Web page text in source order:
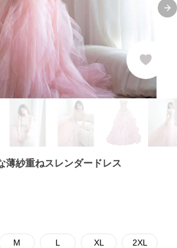
薄紗重ねスレンダードレス
M L XL 2XL